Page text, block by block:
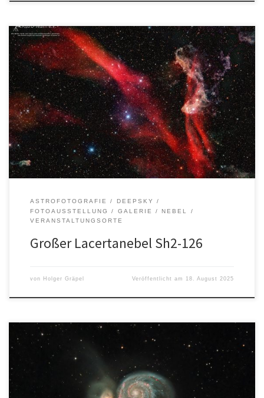
Autor: Holger GräpelOrt: Felm Entfernung: ca. 2000
LichtjahreSternbild: Eidechse Aufnahmedaten: Alle Bilder, Texte
und Logos sind urheberrechtlich geschützt. Die Rechte liegen bei
dem/der jeweiligen Urheber*in.
ASTROFOTOGRAFIE
DEEPSKY
FOTOAUSSTELLUNG
GALERIE
NEBEL
VERANSTALTUNGSORTE
Großer Lacertanebel Sh2-126
von Holger Gräpel Veröffentlicht am 18. August 2025
Autor: Holger GräpelOrt: Felm Entfernung: ca. 24 Mio.
LichtjahreSternbild: Canes Venatici (Jagdhunde) Aufnahmedaten: